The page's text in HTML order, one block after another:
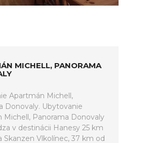
MICHELL, PANORAMA
Apartmán Michell,
Donovaly. Ubytovanie
Michell, Panorama Donovaly
v destinácii Hanesy 25 km
Skanzen Vlkolínec, 37 km od